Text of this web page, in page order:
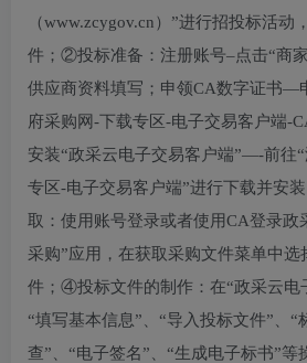
（www.zcygov.cn）”进行招投标活动
件；②投标准备：注册账号–点击“商
供应商资料填写；申领CA数字证书—
府采购网-下载专区-电子交易客户端-
安装“政采云电子交易客户端”—-前往
专区-电子交易客户端”进行下载并安
取：使用账号登录或者使用CA登录政
采购”应用，在获取采购文件菜单中选
件；④投标文件的制作：在“政采云电
“填写基本信息”、“导入投标文件”、“
查”、“电子签名”、“生成电子标书”